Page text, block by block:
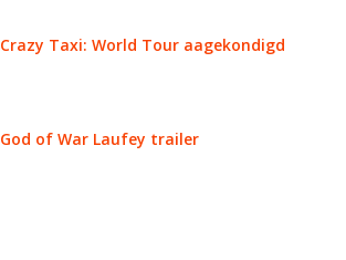
Crazy Taxi: World Tour aagekondigd
God of War Laufey trailer